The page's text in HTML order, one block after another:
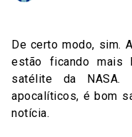
De certo modo, sim.
estão ficando mais
satélite da NASA.
apocalíticos, é bom
notícia.